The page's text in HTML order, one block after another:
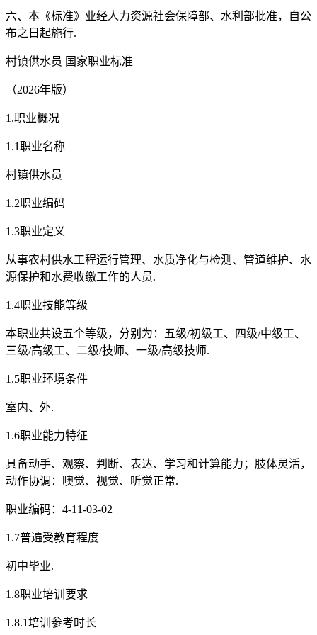
六、本《标准》业经人力资源社会保障部、水利部批准，自公
布之日起施行.
村镇供水员 国家职业标准
（2026年版）
1.职业概况
1.1职业名称
村镇供水员
1.2职业编码
1.3职业定义
从事农村供水工程运行管理、水质净化与检测、管道维护、水
源保护和水费收缴工作的人员.
1.4职业技能等级
本职业共设五个等级，分别为：五级/初级工、四级/中级工、
三级/高级工、二级/技师、一级/高级技师.
1.5职业环境条件
室内、外.
1.6职业能力特征
具备动手、观察、判断、表达、学习和计算能力；肢体灵活，
动作协调：噢觉、视觉、听觉正常.
职业编码：4-11-03-02
1.7普遍受教育程度
初中毕业.
1.8职业培训要求
1.8.1培训参考时长